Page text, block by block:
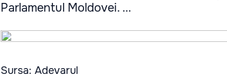
Parlamentul Moldovei. ...
Sursa: Adevarul